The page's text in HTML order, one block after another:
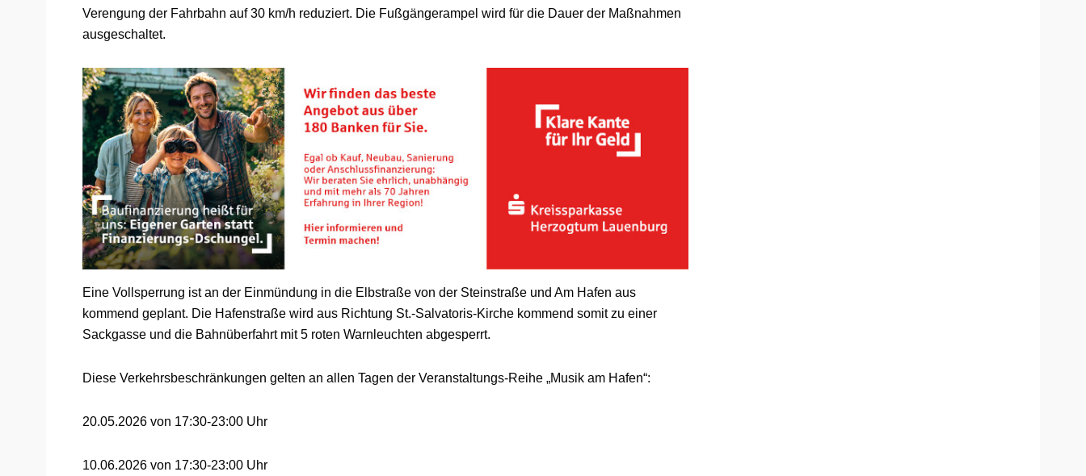
Verengung der Fahrbahn auf 30 km/h reduziert. Die Fußgängerampel wird für die Dauer der Maßnahmen
ausgeschaltet.
Eine Vollsperrung ist an der Einmündung in die Elbstraße von der Steinstraße und Am Hafen aus
kommend geplant. Die Hafenstraße wird aus Richtung St.-Salvatoris-Kirche kommend somit zu einer
Sackgasse und die Bahnüberfahrt mit 5 roten Warnleuchten abgesperrt.
Diese Verkehrsbeschränkungen gelten an allen Tagen der Veranstaltungs-Reihe „Musik am Hafen“:
20.05.2026 von 17:30-23:00 Uhr
10.06.2026 von 17:30-23:00 Uhr